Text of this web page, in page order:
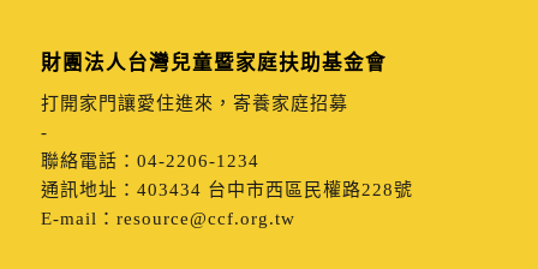
財團法人台灣兒童暨家庭扶助基金會
打開家門讓愛住進來，寄養家庭招募
-
聯絡電話： 04-2206-1234
通訊地址： 403434 台中市西區民權路228號
E-mail： resource@ccf.org.tw